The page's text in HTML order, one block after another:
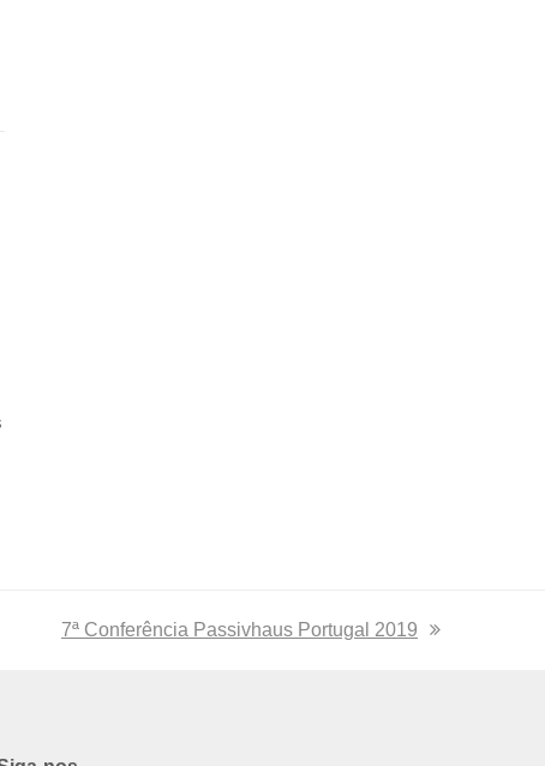
next
7ª Conferência Passivhaus Portugal 2019